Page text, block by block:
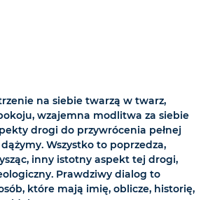
na siebie twarzą w twarz,
wzajemna modlitwa za siebie
drogi do przywrócenia pełnej
Wszystko to poprzedza,
inny istotny aspekt tej drogi,
Prawdziwy dialog to
które mają imię, oblicze, historię,